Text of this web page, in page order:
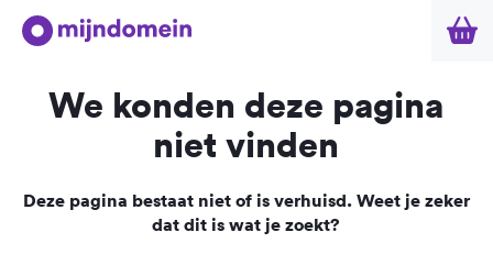
We konden deze pagina
niet vinden
Deze pagina bestaat niet of is verhuisd. Weet je zeker
dat dit is wat je zoekt?